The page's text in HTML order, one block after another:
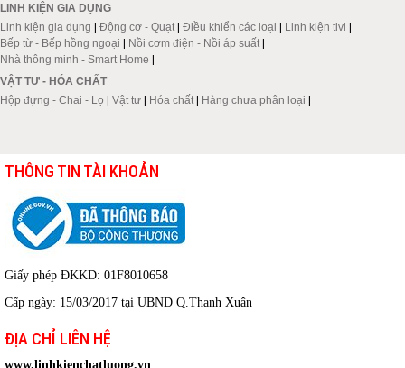
LINH KIỆN GIA DỤNG
Linh kiện gia dụng | Động cơ - Quạt | Điều khiển các loại | Linh kiện tivi |
Bếp từ - Bếp hồng ngoại | Nồi cơm điện - Nồi áp suất |
Nhà thông minh - Smart Home |
VẬT TƯ - HÓA CHẤT
Hộp đựng - Chai - Lọ | Vật tư | Hóa chất | Hàng chưa phân loại |
THÔNG TIN TÀI KHOẢN
Giấy phép ĐKKD: 01F8010658
Cấp ngày: 15/03/2017 tại UBND Q.Thanh Xuân
ĐỊA CHỈ LIÊN HỆ
www.linhkienchatluong.vn